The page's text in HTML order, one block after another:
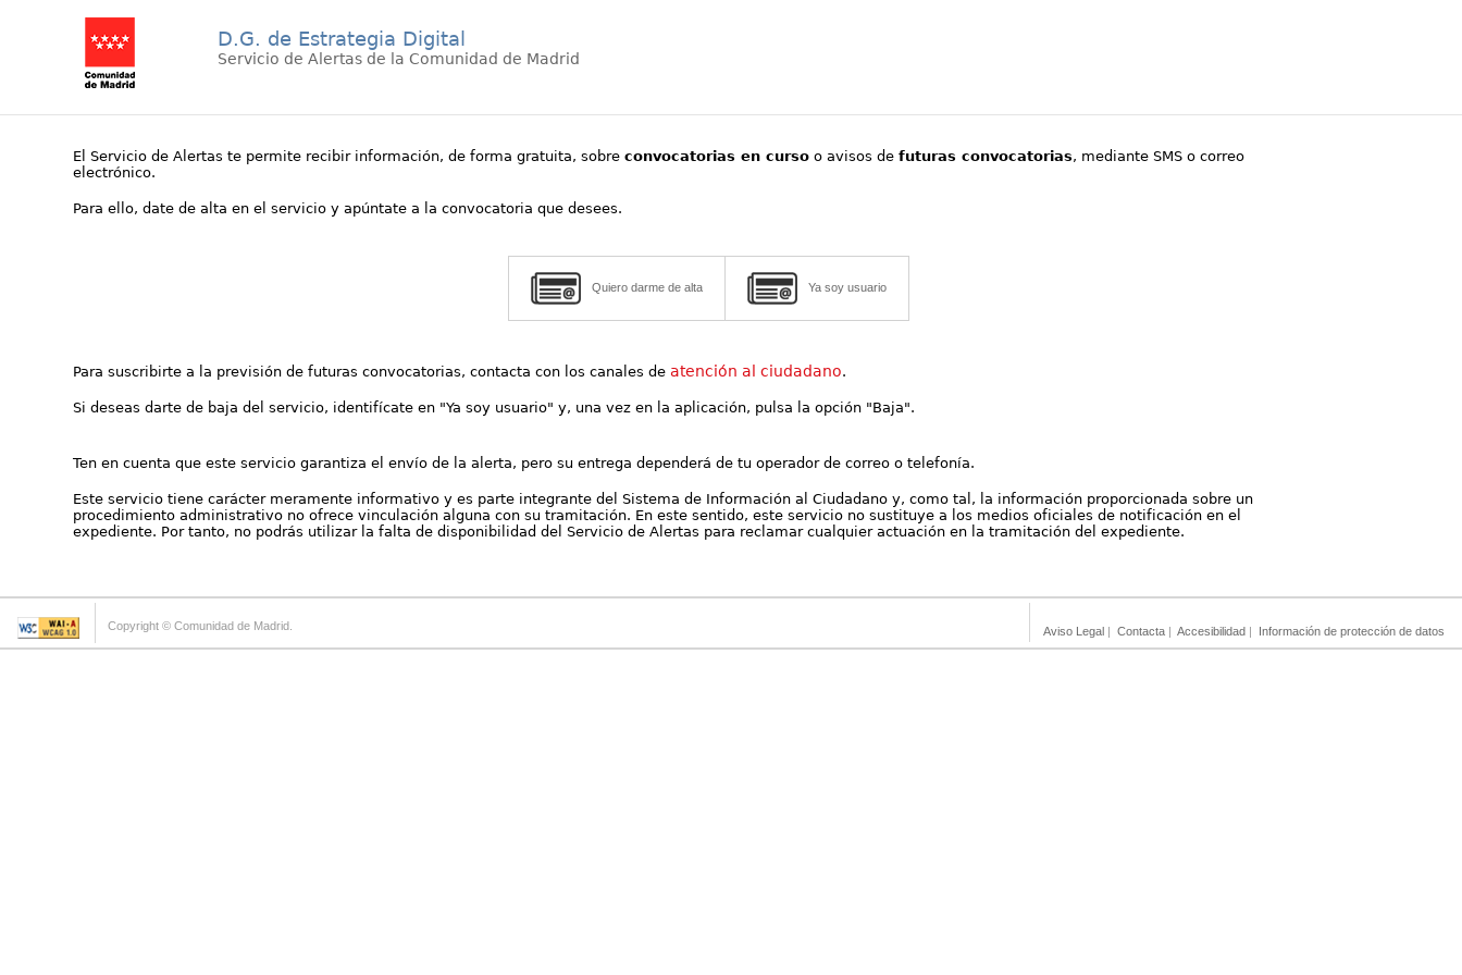
D.G. de Estrategia Digital
Servicio de Alertas de la Comunidad de Madrid
El Servicio de Alertas te permite recibir información, de forma gratuita, sobreconvocatorias en curso o avisos defuturas convocatorias, mediante SMS o correo
electrónico.
Para ello, date de alta en el servicio y apúntate a la convocatoria que desees.
Quiero darme de alta Ya soy usuario
Para suscribirte a la previsión de futuras convocatorias, contacta con los canales deatención al ciudadano.
Si deseas darte de baja del servicio, identifícate en "Ya soy usuario" y, una vez en la aplicación, pulsa la opción "Baja".
Ten en cuenta que este servicio garantiza el envío de la alerta, pero su entrega dependerá de tu operador de correo o telefonía.
Este servicio tiene carácter meramente informativo y es parte integrante del Sistema de Información al Ciudadano y, como tal, la información proporcionada sobre un
procedimiento administrativo no ofrece vinculación alguna con su tramitación. En este sentido, este servicio no sustituye a los medios oficiales de notificación en el
expediente. Por tanto, no podrás utilizar la falta de disponibilidad del Servicio de Alertas para reclamar cualquier actuación en la tramitación del expediente.
Copyright © Comunidad de Madrid. Aviso Legal | Contacta | Accesibilidad | Información de protección de datos